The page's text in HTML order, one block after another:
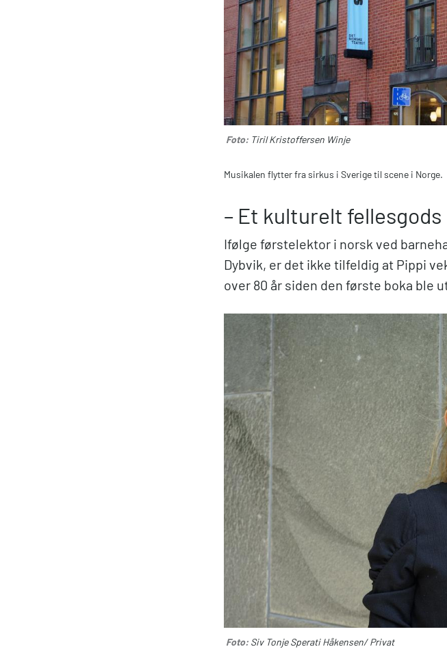
Foto: Tiril Kristoffersen Winje
Musikalen flytter fra sirkus i Sverige til scene i Norge.
– Et kulturelt fellesgods
Ifølge førstelektor i norsk ved
Dybvik, er det ikke tilfeldig at Pippi
over 80 år siden den første boka ble
Foto: Siv Tonje Sperati Håkensen/ Privat